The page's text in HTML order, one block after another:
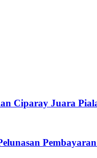
Ciparay Juara